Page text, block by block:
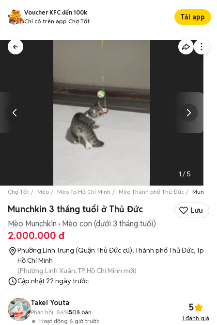
Voucher KFC đến 100k
Chỉ có trên app Chợ Tốt
Tải app
1 /5
Chợ Tốt Mèo Mèo Tp Hồ Chí Minh Mèo Thành phố Thủ Đức
Munchkin 3 tháng tuổi ở Thủ Đức Lưu
Mèo Munchkin Mèo con (dưới 3 tháng tuổi)
2.000.000 đ
Phường Linh Trung (Quận Thủ Đức cũ), Thành phố Thủ Đức, Tp
Hồ Chí Minh
(Phường Linh Xuân, TP Hồ Chí Minh mới)
Cập nhật 22 ngày trước
Takei Youta
Hoạt động 6 giờ trước
Phản hồi: 86%5Đã bán 5
1 đánh giá